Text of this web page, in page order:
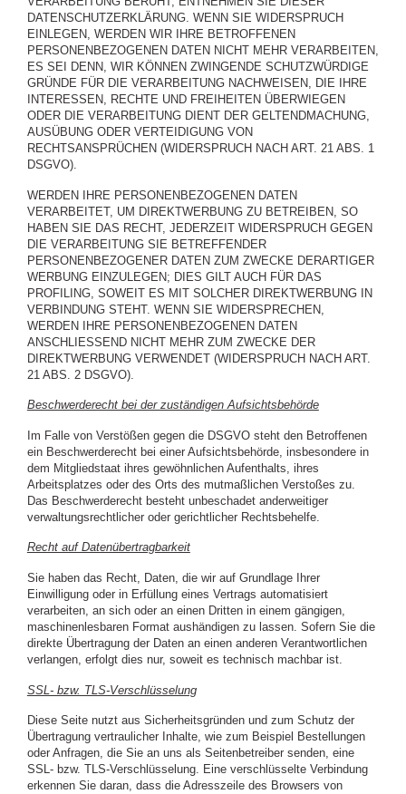
DATENSCHUTZERKLÄRUNG. WENN SIE WIDERSPRUCH
EINLEGEN, WERDEN WIR IHRE BETROFFENEN
PERSONENBEZOGENEN DATEN NICHT MEHR VERARBEITEN,
ES SEI DENN, WIR KÖNNEN ZWINGENDE SCHUTZWÜRDIGE
GRÜNDE FÜR DIE VERARBEITUNG NACHWEISEN, DIE IHRE
INTERESSEN, RECHTE UND FREIHEITEN ÜBERWIEGEN
ODER DIE VERARBEITUNG DIENT DER GELTENDMACHUNG,
AUSÜBUNG ODER VERTEIDIGUNG VON
RECHTSANSPRÜCHEN (WIDERSPRUCH NACH ART. 21 ABS. 1
DSGVO).
WERDEN IHRE PERSONENBEZOGENEN DATEN
VERARBEITET, UM DIREKTWERBUNG ZU BETREIBEN, SO
HABEN SIE DAS RECHT, JEDERZEIT WIDERSPRUCH GEGEN
DIE VERARBEITUNG SIE BETREFFENDER
PERSONENBEZOGENER DATEN ZUM ZWECKE DERARTIGER
WERBUNG EINZULEGEN; DIES GILT AUCH FÜR DAS
PROFILING, SOWEIT ES MIT SOLCHER DIREKTWERBUNG IN
VERBINDUNG STEHT. WENN SIE WIDERSPRECHEN,
WERDEN IHRE PERSONENBEZOGENEN DATEN
ANSCHLIESSEND NICHT MEHR ZUM ZWECKE DER
DIREKTWERBUNG VERWENDET (WIDERSPRUCH NACH ART.
21 ABS. 2 DSGVO).
Beschwerderecht bei der zuständigen Aufsichtsbehörde
Im Falle von Verstößen gegen die DSGVO steht den Betroffenen
ein Beschwerderecht bei einer Aufsichtsbehörde, insbesondere in
dem Mitgliedstaat ihres gewöhnlichen Aufenthalts, ihres
Arbeitsplatzes oder des Orts des mutmaßlichen Verstoßes zu.
Das Beschwerderecht besteht unbeschadet anderweitiger
verwaltungsrechtlicher oder gerichtlicher Rechtsbehelfe.
Recht auf Datenübertragbarkeit
Sie haben das Recht, Daten, die wir auf Grundlage Ihrer
Einwilligung oder in Erfüllung eines Vertrags automatisiert
verarbeiten, an sich oder an einen Dritten in einem gängigen,
maschinenlesbaren Format aushändigen zu lassen. Sofern Sie die
direkte Übertragung der Daten an einen anderen Verantwortlichen
verlangen, erfolgt dies nur, soweit es technisch machbar ist.
SSL- bzw. TLS-Verschlüsselung
Diese Seite nutzt aus Sicherheitsgründen und zum Schutz der
Übertragung vertraulicher Inhalte, wie zum Beispiel Bestellungen
oder Anfragen, die Sie an uns als Seitenbetreiber senden, eine
SSL- bzw. TLS-Verschlüsselung. Eine verschlüsselte Verbindung
erkennen Sie daran, dass die Adresszeile des Browsers von